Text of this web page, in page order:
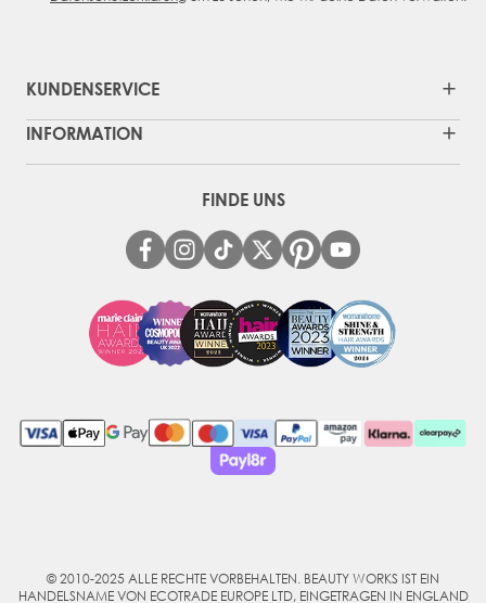
KUNDENSERVICE
INFORMATION
FINDE UNS
© 2010-2025 ALLE RECHTE VORBEHALTEN. BEAUTY WORKS IST EIN
HANDELSNAME VON ECOTRADE EUROPE LTD, EINGETRAGEN IN ENGLAND